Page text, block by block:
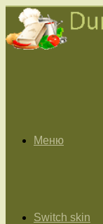
Меню
Switch skin